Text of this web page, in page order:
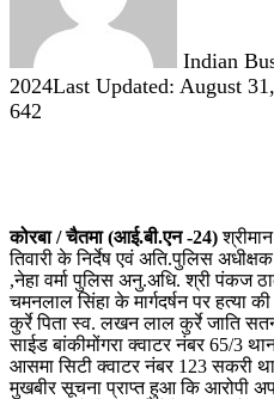
Indian
2024Last Updated: August
642
कोरबा / चैतमा (आई.बी.एन -24)
तिवारी के निर्देष एवं अति.पुलिस
,नेहा वर्मा पुलिस अनु.अधि. श्री पंकज
चमनलाल सिंहा के मार्गदर्षन पर हत्या
कुर्रे पिता स्व. लखन लाल कुर्रे जाति
साईड बांकीमोंगरा क्वाटर नंबर 65/3
आसमा सिटी क्वाटर नंबर 123 सकरी
मुखबीर सूचना प्राप्त हुआ कि आरोपी